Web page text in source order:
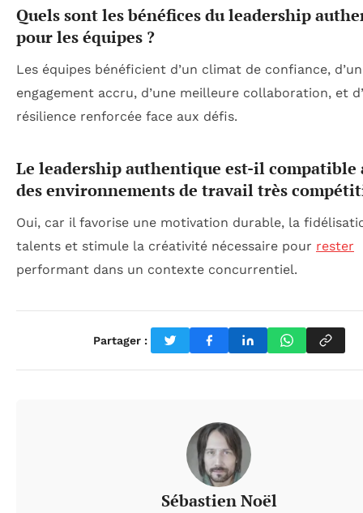
Quels sont les bénéfices du leadership
pour les équipes ?
Les équipes bénéficient d’un climat de confiance, d’un
engagement accru, d’une meilleure collaboration, et
résilience renforcée face aux défis.
Le leadership authentique est-il compatible
des environnements de travail très
Oui, car il favorise une motivation durable, la
talents et stimule la créativité nécessaire pour rester
performant dans un contexte concurrentiel.
Partager :
Sébastien Noël